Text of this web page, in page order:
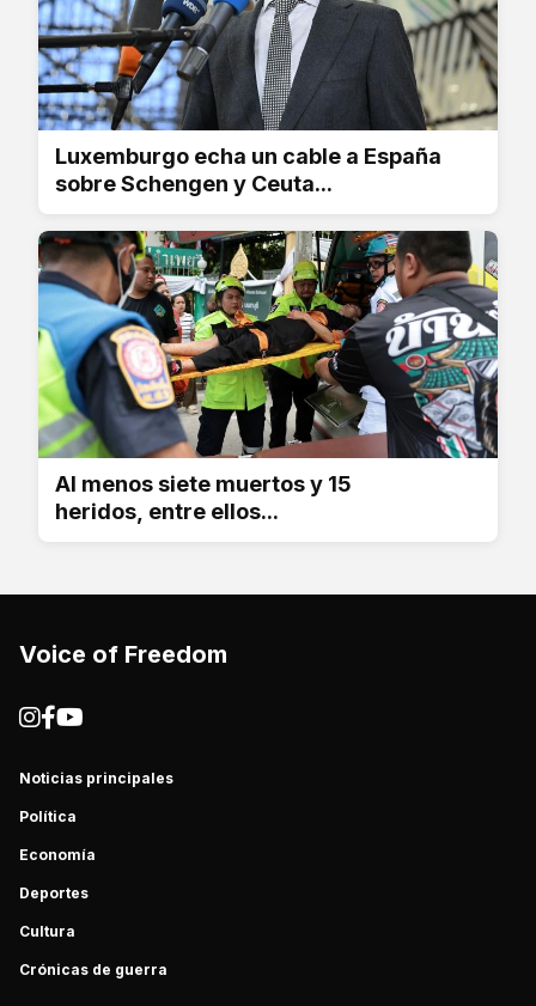
Luxemburgo echa un cable a España
sobre Schengen y Ceuta...
Al menos siete muertos y 15
heridos, entre ellos...
Voice of Freedom
Noticias principales
Política
Economía
Deportes
Cultura
Crónicas de guerra